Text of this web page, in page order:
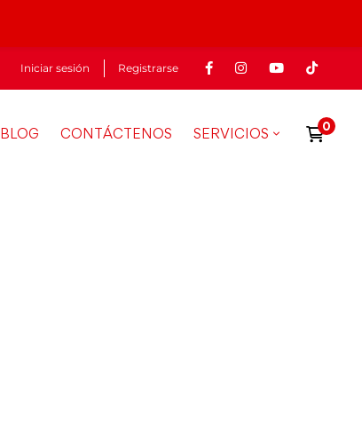
Iniciar sesión Registrarse
BLOG CONTÁCTENOS SERVICIOS